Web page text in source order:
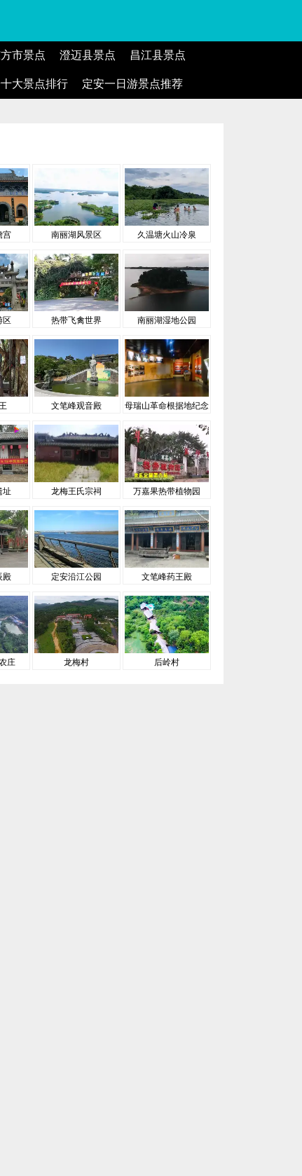
市景点 澄迈县景点 昌江县景点
大景点排行 定安一日游景点推荐
宫 南丽湖风景区 久温塘火山冷泉
区 热带飞禽世界 南丽湖湿地公园
文笔峰观音殿
母瑞山革命根据地纪念
址 龙梅王氏宗祠 万嘉果热带植物园
殿 定安沿江公园 文笔峰药王殿
庄 龙梅村 后岭村